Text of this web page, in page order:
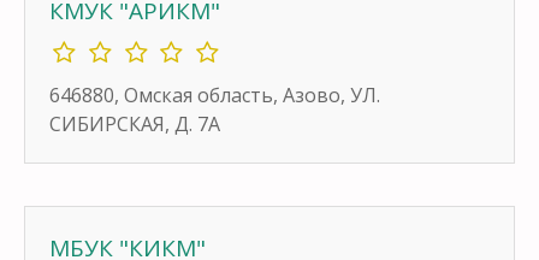
КМУК "АРИКМ"
646880, Омская область, Азово, УЛ.
СИБИРСКАЯ, Д. 7А
МБУК "КИКМ"